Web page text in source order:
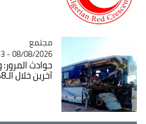
Catégorie
مجتمع
08/08/2026 - 13:33
آخرين خلال الـ48 ساعة الأخيرة